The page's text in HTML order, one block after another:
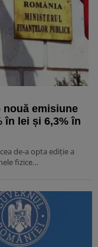
nouă emisiune
în lei și 6,3% în
de-a opta ediție a
fizice…